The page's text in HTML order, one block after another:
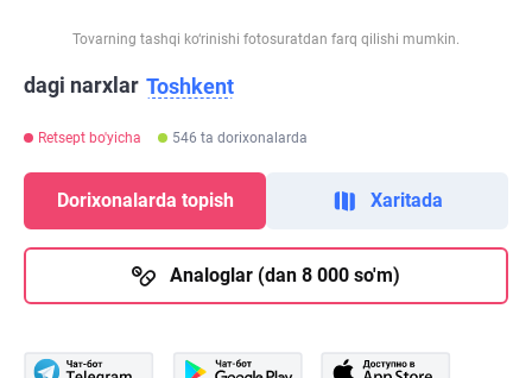
Tovarning tashqi ko‘rinishi fotosuratdan farq qilishi mumkin.
dagi narxlar Toshkent
Retsept bo'yicha 546 ta dorixonalarda
Dorixonalarda topish Xaritada
Analoglar (dan 8 000 so'm)